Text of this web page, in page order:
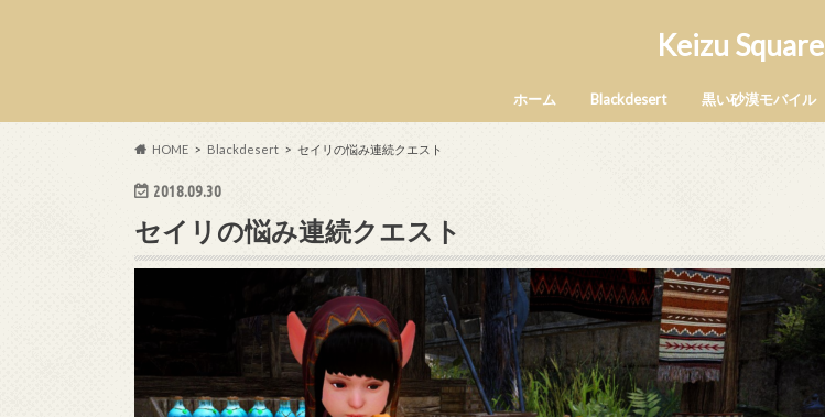
Keizu Square
ホーム Blackdesert 黒い砂漠モバイル
HOME Blackdesert セイリの悩み連続クエスト
2018.09.30
セイリの悩み連続クエスト